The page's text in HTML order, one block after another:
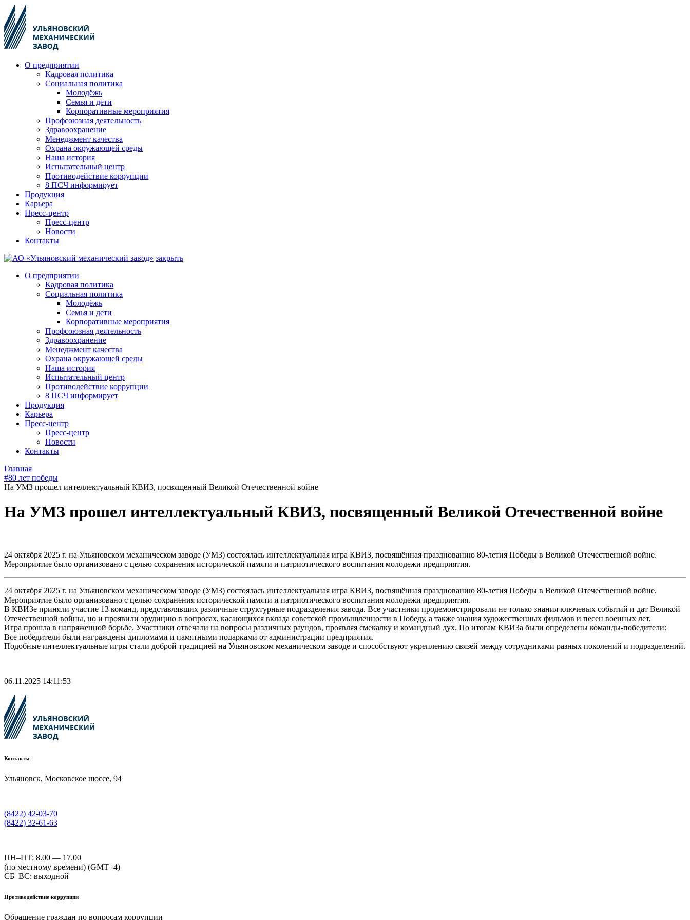
О предприятии
Кадровая политика
Социальная политика
Молодёжь
Семья и дети
Корпоративные мероприятия
Профсоюзная деятельность
Здравоохранение
Менеджмент качества
Охрана окружающей среды
Наша история
Испытательный центр
Противодействие коррупции
8 ПСЧ информирует
Продукция
Карьера
Пресс-центр
Пресс-центр
Новости
Контакты
закрыть
О предприятии
Кадровая политика
Социальная политика
Молодёжь
Семья и дети
Корпоративные мероприятия
Профсоюзная деятельность
Здравоохранение
Менеджмент качества
Охрана окружающей среды
Наша история
Испытательный центр
Противодействие коррупции
8 ПСЧ информирует
Продукция
Карьера
Пресс-центр
Пресс-центр
Новости
Контакты
Главная
#80 лет победы
На УМЗ прошел интеллектуальный КВИЗ, посвященный Великой Отечественной войне
На УМЗ прошел интеллектуальный КВИЗ, посвященный Великой Отечественной войне
24 октября 2025 г. на Ульяновском механическом заводе (УМЗ) состоялась интеллектуальная игра КВИЗ, посвящённая празднованию 80-летия Победы в Великой Отечественной войне.
Мероприятие было организовано с целью сохранения исторической памяти и патриотического воспитания молодежи предприятия.
24 октября 2025 г. на Ульяновском механическом заводе (УМЗ) состоялась интеллектуальная игра КВИЗ, посвящённая празднованию 80-летия Победы в Великой Отечественной войне.
Мероприятие было организовано с целью сохранения исторической памяти и патриотического воспитания молодежи предприятия.
В КВИЗе приняли участие 13 команд, представлявших различные структурные подразделения завода. Все участники продемонстрировали не только знания ключевых событий и дат Великой
Отечественной войны, но и проявили эрудицию в вопросах, касающихся вклада советской промышленности в Победу, а также знания художественных фильмов и песен военных лет.
Игра прошла в напряженной борьбе. Участники отвечали на вопросы различных раундов, проявляя смекалку и командный дух. По итогам КВИЗа были определены команды-победители:
Все победители были награждены дипломами и памятными подарками от администрации предприятия.
Подобные интеллектуальные игры стали доброй традицией на Ульяновском механическом заводе и способствуют укреплению связей между сотрудниками разных поколений и подразделений.
06.11.2025 14:11:53
Контакты
Ульяновск, Московское шоссе, 94
(8422) 42-03-70
(8422) 32-61-63
ПН–ПТ: 8.00 — 17.00
(по местному времени) (GMT+4)
СБ–ВС: выходной
Противодействие коррупции
Обращение граждан по вопросам коррупции